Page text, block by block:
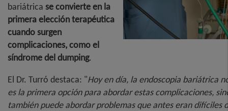
bariátrica se convierte en la
primera elección terapéutica
cuando surgen
complicaciones, como el
síndrome del dumping.
El Dr. Turró destaca: "Hoy en día, la endoscopia bariátrica
es la primera opción para abordar estas complicaciones,
también puede abordar problemas que antes eran difíciles